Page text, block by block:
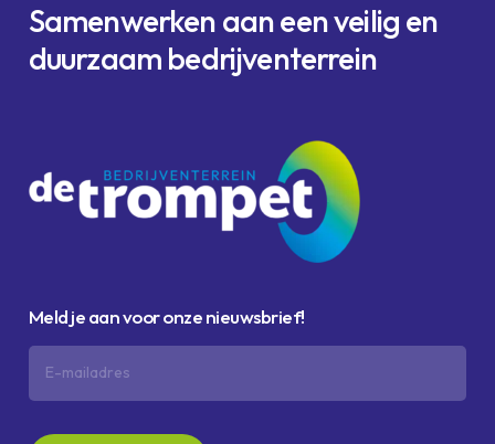
Samenwerken aaneenveilig en
duurzaam bedrijventerrein
Meld je aan voor onze nieuwsbrief!